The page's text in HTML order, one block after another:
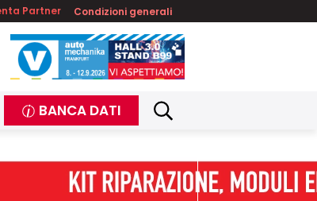
Partner Condizioni generali
BANCA DATI